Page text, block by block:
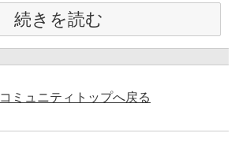
続きを読む
コミュニティトップへ戻る